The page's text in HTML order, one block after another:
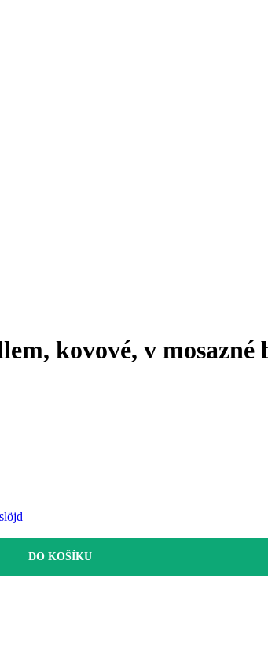
kovové, v
DO KOŠÍKU